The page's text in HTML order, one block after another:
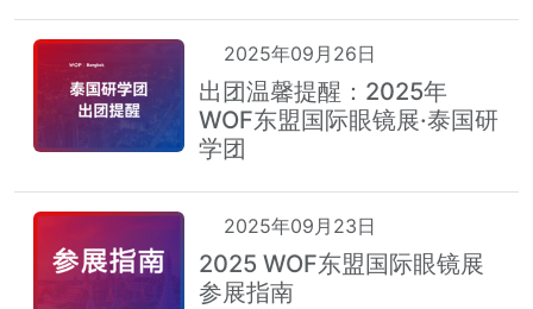
2025年09月26日
出团温馨提醒：2025年
WOF东盟国际眼镜展·泰国研
学团
2025年09月23日
2025 WOF东盟国际眼镜展
参展指南